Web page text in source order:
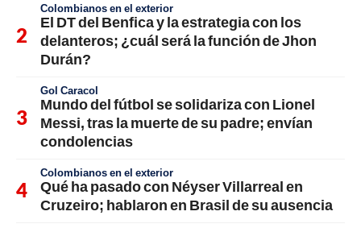
Colombianos en el exterior
El DT del Benfica y la estrategia con los
delanteros; ¿cuál será la función de Jhon
Durán?
Gol Caracol
Mundo del fútbol se solidariza con Lionel
Messi, tras la muerte de su padre; envían
condolencias
Colombianos en el exterior
Qué ha pasado con Néyser Villarreal en
Cruzeiro; hablaron en Brasil de su ausencia